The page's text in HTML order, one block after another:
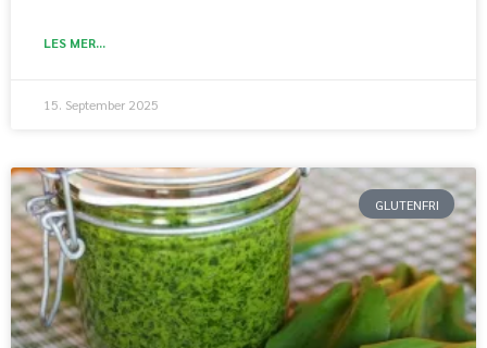
LES MER...
15. September 2025
GLUTENFRI